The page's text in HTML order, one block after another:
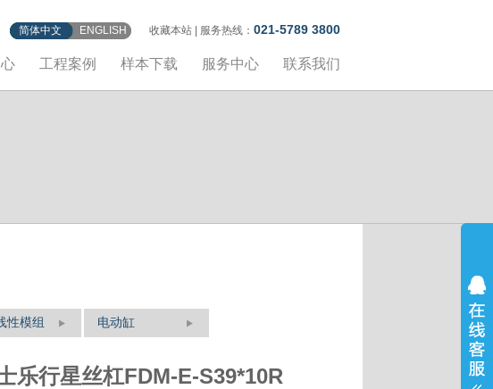
简体中文 ENGLISH 收藏本站 | 服务热线： 021-5789 3800
工程案例 样本下载 服务中心 联系我们
性模组 电动缸
乐行星丝杠FDM-E-S39*10R